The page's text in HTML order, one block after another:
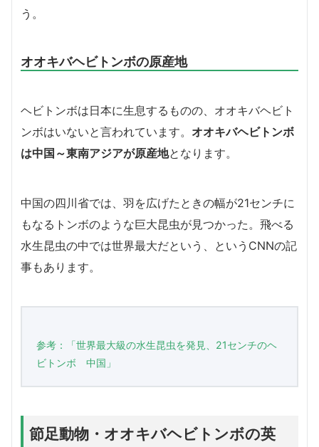
う。
オオキバヘビトンボの原産地
ヘビトンボは日本に生息するものの、オオキバヘビト
ンボはいないと言われています。 オオキバヘビトンボ
は中国～東南アジアが原産地となります。
中国の四川省では、羽を広げたときの幅が21センチに
もなるトンボのような巨大昆虫が見つかった。飛べる
水生昆虫の中では世界最大だという、というCNNの記
事もあります。
参考：「世界最大級の水生昆虫を発見、21センチのヘ
ビトンボ 中国」
節足動物・オオキバヘビトンボの英